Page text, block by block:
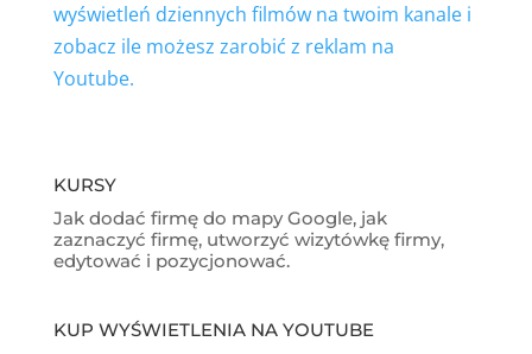
wyświetleń dziennych filmów na twoim kanale i
zobacz ile możesz zarobić z reklam na
Youtube.
KURSY
Jak dodać firmę do mapy Google, jak
zaznaczyć firmę, utworzyć wizytówkę firmy,
edytować i pozycjonować.
KUP WYŚWIETLENIA NA YOUTUBE